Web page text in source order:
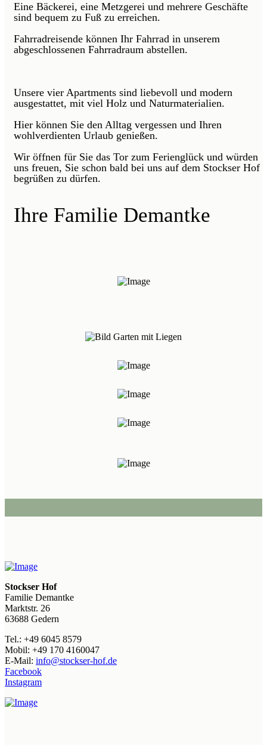
Eine Bäckerei, eine Metzgerei und mehrere Geschäfte
sind bequem zu Fuß zu erreichen.
Fahrradreisende können Ihr Fahrrad in unserem
abgeschlossenen Fahrradraum abstellen.
Unsere vier Apartments sind liebevoll und modern
ausgestattet, mit viel Holz und Naturmaterialien.
Hier können Sie den Alltag vergessen und Ihren
wohlverdienten Urlaub genießen.
Wir öffnen für Sie das Tor zum Ferienglück und würden
uns freuen, Sie schon bald bei uns auf dem Stockser Hof
begrüßen zu dürfen.
Ihre Familie Demantke
Stockser Hof
Familie Demantke
Marktstr. 26
63688 Gedern
Tel.: +49 6045 8579
Mobil: +49 170 4160047
E-Mail: info@stockser-hof.de
Facebook
Instagram